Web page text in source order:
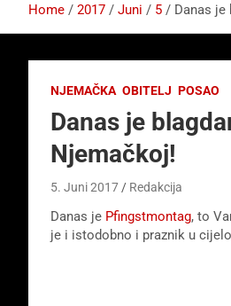
Home 2017 Juni 5 Danas
NJEMAČKA OBITELJ POSAO
Danas je
Njemačkoj!
5. Juni 2017 Redakcija
Danas je Pfingstmontag, to
je i istodobno i praznik u